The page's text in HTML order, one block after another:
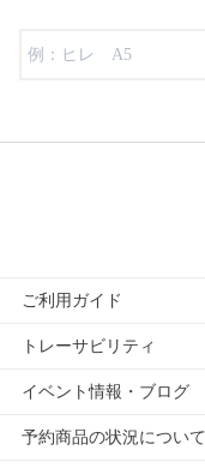
ご利用ガイド
トレーサビリティ
イベント情報・ブログ
予約商品の状況について